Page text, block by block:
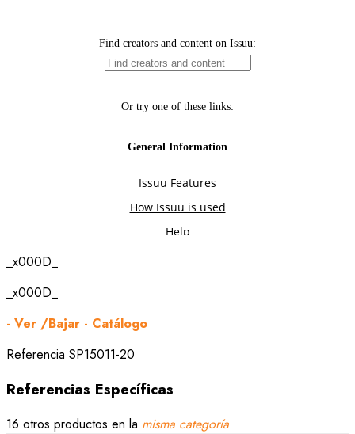
_x000D_
_x000D_
- Ver /Bajar - Catálogo
Referencia SP15011-20
Referencias Específicas
16 otros productos en la misma categoría